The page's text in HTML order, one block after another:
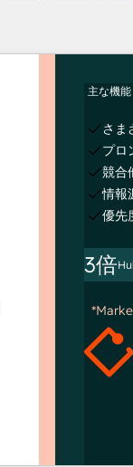
主な機能
さま
プロ
競合
情報
優先
3倍